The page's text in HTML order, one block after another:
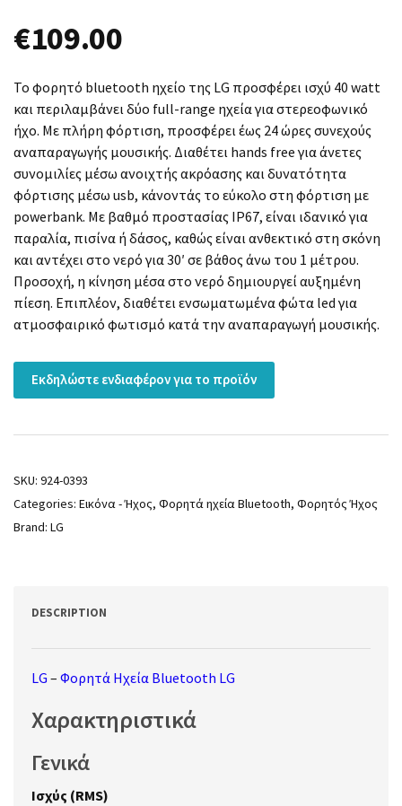
€109.00
Το φορητό bluetooth ηχείο της LG προσφέρει ισχύ 40 watt
και περιλαμβάνει δύο full-range ηχεία για στερεοφωνικό
ήχο. Με πλήρη φόρτιση, προσφέρει έως 24 ώρες συνεχούς
αναπαραγωγής μουσικής. Διαθέτει hands free για άνετες
συνομιλίες μέσω ανοιχτής ακρόασης και δυνατότητα
φόρτισης μέσω usb, κάνοντάς το εύκολο στη φόρτιση με
powerbank. Με βαθμό προστασίας IP67, είναι ιδανικό για
παραλία, πισίνα ή δάσος, καθώς είναι ανθεκτικό στη σκόνη
και αντέχει στο νερό για 30′ σε βάθος άνω του 1 μέτρου.
Προσοχή, η κίνηση μέσα στο νερό δημιουργεί αυξημένη
πίεση. Επιπλέον, διαθέτει ενσωματωμένα φώτα led για
ατμοσφαιρικό φωτισμό κατά την αναπαραγωγή μουσικής.
Εκδηλώστε ενδιαφέρον για το προϊόν
SKU: 924-0393
Categories: Εικόνα - Ήχος, Φορητά ηχεία Bluetooth, Φορητός Ήχος
Brand: LG
DESCRIPTION
LG – Φορητά Ηχεία Bluetooth LG
Χαρακτηριστικά
Γενικά
Ισχύς (RMS)